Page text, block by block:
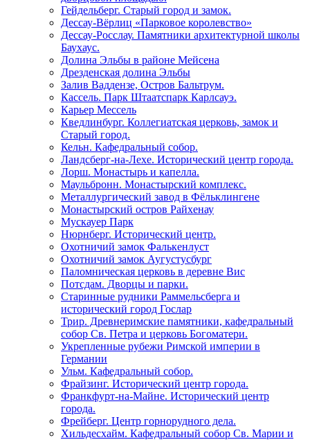
Гейдельберг. Старый город и замок.
Дессау-Вёрлиц «Парковое королевство»
Дессау-Росслау. Памятники архитектурной школы
Баухаус.
Долина Эльбы в районе Мейсена
Дрезденская долина Эльбы
Залив Ваддензе, Остров Бальтрум.
Кассель. Парк Штаатспарк Карлсауэ.
Карьер Мессель
Кведлинбург. Коллегиатская церковь, замок и
Старый город.
Кельн. Кафедральный собор.
Ландсберг-на-Лехе. Исторический центр города.
Лорш. Монастырь и капелла.
Маульбронн. Монастырский комплекс.
Металлургический завод в Фёльклингене
Монастырский остров Райхенау
Мускауер Парк
Нюрнберг. Исторический центр.
Охотничий замок Фалькенлуст
Охотничий замок Аугустусбург
Паломническая церковь в деревне Вис
Потсдам. Дворцы и парки.
Старинные рудники Раммельсберга и
исторический город Гослар
Трир. Древнеримские памятники, кафедральный
собор Св. Петра и церковь Богоматери.
Укрепленные рубежи Римской империи в
Германии
Ульм. Кафедральный собор.
Фрайзинг. Исторический центр города.
Франкфурт-на-Майне. Исторический центр
города.
Фрейберг. Центр горнорудного дела.
Хильдесхайм. Кафедральный собор Cв. Марии и